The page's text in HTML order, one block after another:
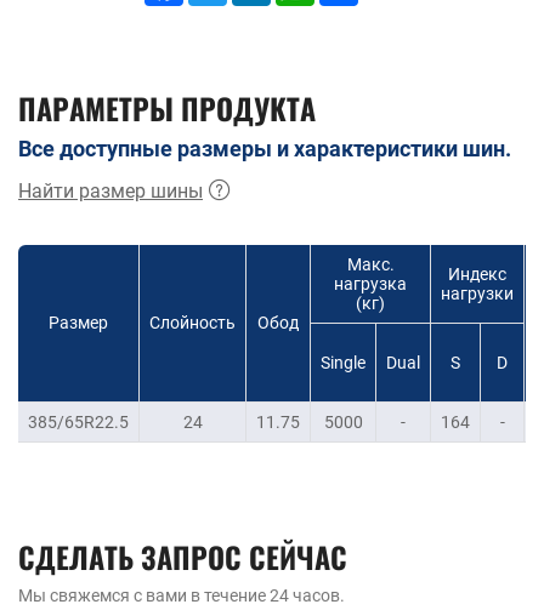
ПАРАМЕТРЫ ПРОДУКТА
Все доступные размеры и характеристики шин.
Найти размер шины
Размер Слойность Обод
Макс.
нагрузка
(кг)
Индекс
нагрузки
Single
Dual S D
385/65R22.5 24 11.75 5000 - 164 -
СДЕЛАТЬ ЗАПРОС СЕЙЧАС
Мы свяжемся с вами в течение 24 часов.